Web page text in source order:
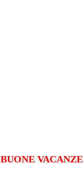
BUONE